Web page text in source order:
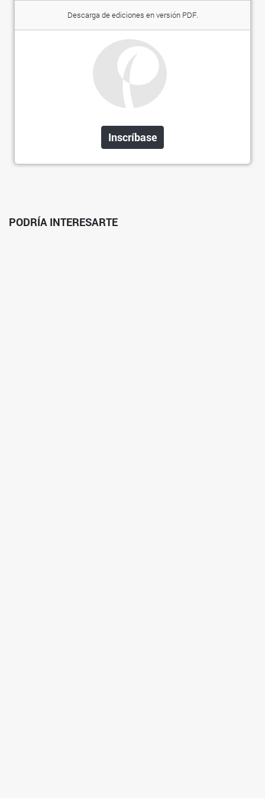
Descarga de ediciones en versión PDF.
Inscríbase
PODRÍA INTERESARTE